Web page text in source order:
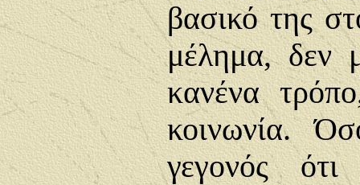
βασικό της
μέλημα, δεν
κανένα
κοινωνία.
γεγονός